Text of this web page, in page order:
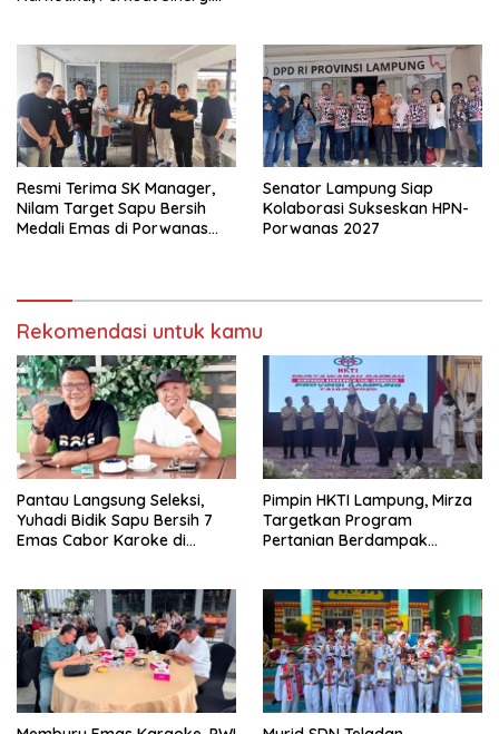
Resmi Terima SK Manager,
Nilam Target Sapu Bersih
Medali Emas di Porwanas
Senator Lampung Siap
Kolaborasi Sukseskan HPN-
Porwanas 2027
Rekomendasi untuk kamu
Pantau Langsung Seleksi,
Yuhadi Bidik Sapu Bersih 7
Emas Cabor Karoke di
Pimpin HKTI Lampung, Mirza
Targetkan Program
Pertanian Berdampak